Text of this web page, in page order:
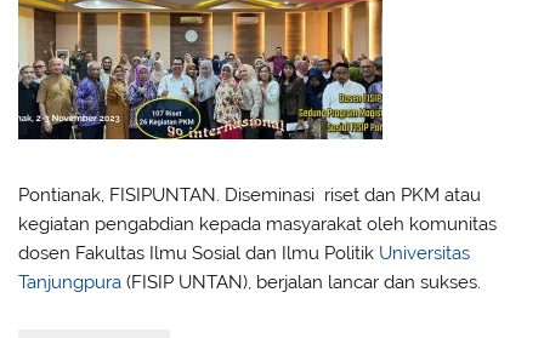
Pontianak, FISIPUNTAN. Diseminasi riset dan PKM atau
kegiatan pengabdian kepada masyarakat oleh komunitas
dosen Fakultas Ilmu Sosial dan Ilmu Politik Universitas
Tanjungpura (FISIP UNTAN), berjalan lancar dan sukses.